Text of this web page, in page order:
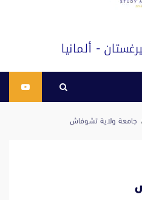
جامعة ولاية تشوفاش